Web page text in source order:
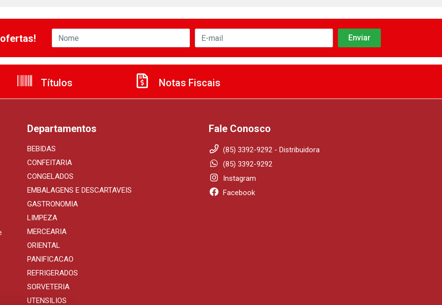
Títulos Notas Fiscais
Departamentos
BEBIDAS
CONFEITARIA
CONGELADOS
EMBALAGENS E DESCARTAVEIS
GASTRONOMIA
LIMPEZA
MERCEARIA
ORIENTAL
PANIFICACAO
REFRIGERADOS
SORVETERIA
UTENSILIOS
Fale Conosco
(85) 3392-9292 - Distribuidora
(85) 3392-9292
Instagram
Facebook